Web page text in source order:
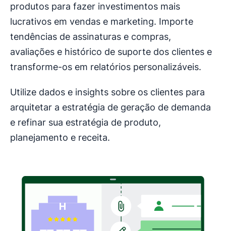
produtos para fazer investimentos mais
lucrativos em vendas e marketing. Importe
tendências de assinaturas e compras,
avaliações e histórico de suporte dos clientes e
transforme-os em relatórios personalizáveis.
Utilize dados e insights sobre os clientes para
arquitetar a estratégia de geração de demanda
e refinar sua estratégia de produto,
planejamento e receita.